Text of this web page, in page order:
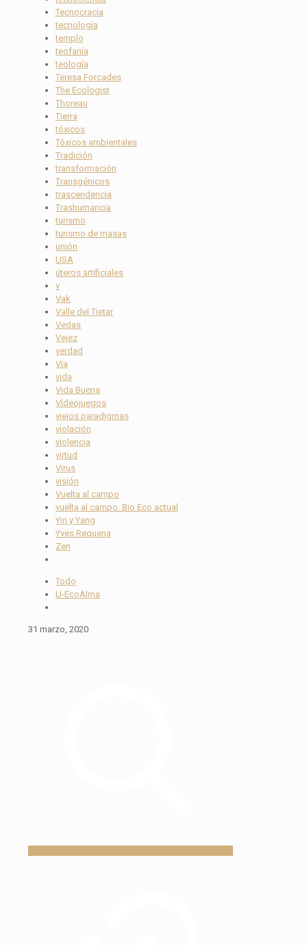
Tecnocracia
tecnología
templo
teofanía
teología
Teresa Forcades
The Ecologist
Thoreau
Tierra
tóxicos
Tóxicos ambientales
Tradición
transformación
Transgénicos
trascendencia
Trashumancia
turismo
turismo de masas
unión
USA
úteros artificiales
v
Vak
Valle del Tietar
Vedas
Vejez
verdad
Via
vida
Vida Buena
Vídeojuegos
viejos paradigmas
violación
violencia
virtud
Virus
visión
Vuelta al campo
vuelta al campo. Bio Eco actual
Yin y Yang
Yves Requena
Zen
Todo
U-EcoAlma
31 marzo, 2020